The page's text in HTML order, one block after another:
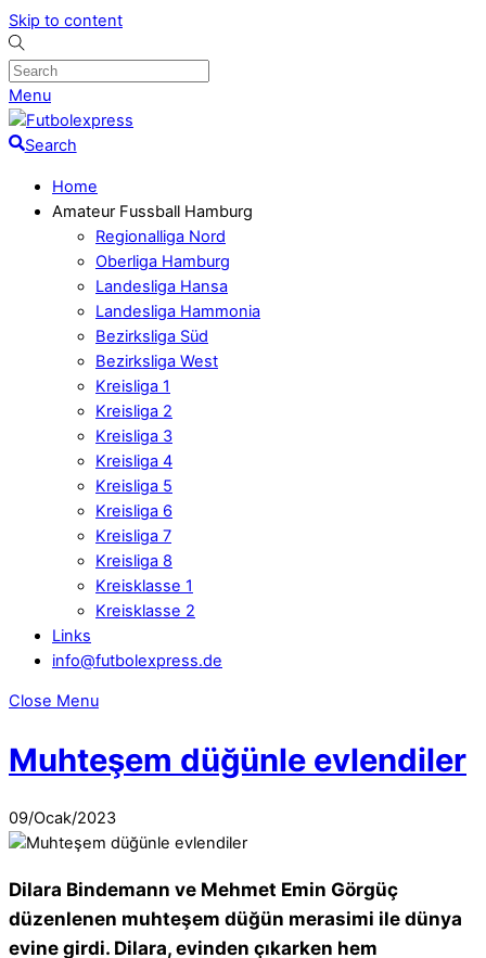
Skip to content
Menu
Search
Home
Amateur Fussball Hamburg
Regionalliga Nord
Oberliga Hamburg
Landesliga Hansa
Landesliga Hammonia
Bezirksliga Süd
Bezirksliga West
Kreisliga 1
Kreisliga 2
Kreisliga 3
Kreisliga 4
Kreisliga 5
Kreisliga 6
Kreisliga 7
Kreisliga 8
Kreisklasse 1
Kreisklasse 2
Links
info@futbolexpress.de
Close Menu
Muhteşem düğünle evlendiler
09/Ocak/2023
Dilara Bindemann ve Mehmet Emin Görgüç
düzenlenen muhteşem düğün merasimi ile dünya
evine girdi. Dilara, evinden çıkarken hem